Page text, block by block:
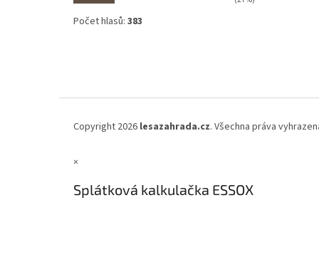
Počet hlasů: 383
Copyright 2026 lesazahrada.cz. Všechna práva
×
Splátková kalkulačka ESSOX